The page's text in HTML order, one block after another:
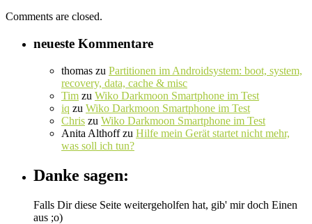
Comments are closed.
neueste Kommentare
thomas zu Partitionen im Androidsystem: boot, system,
recovery, data, cache & misc
Tim zu Wiko Darkmoon Smartphone im Test
iq zu Wiko Darkmoon Smartphone im Test
Chris zu Wiko Darkmoon Smartphone im Test
Anita Althoffzu Hilfe mein Gerät startet nicht mehr,
was soll ich tun?
Danke sagen:
Falls Dir diese Seite weitergeholfen hat, gib' mir doch Einen
aus ;o)